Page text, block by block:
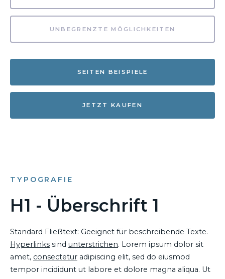
UNBEGRENZTE MÖGLICHKEITEN
SEITEN BEISPIELE
JETZT KAUFEN
TYPOGRAFIE
H1 - Überschrift 1
Standard Fließtext: Geeignet für beschreibende Texte.
Hyperlinks sind unterstrichen. Lorem ipsum dolor sit
amet, consectetur adipiscing elit, sed do eiusmod
tempor incididunt ut labore et dolore magna aliqua. Ut